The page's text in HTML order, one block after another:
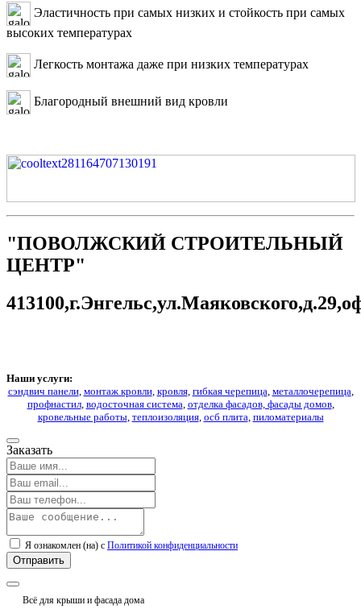
Эластичность при самых низких и стойкость при самых
высоких температурах
Легкость монтажа даже при низких температурах
Благородный внешний вид кровли
"ПОВОЛЖСКИЙ СТРОИТЕЛЬНЫЙ
ЦЕНТР"
Наши услуги:
сэндвич панели, монтаж кровли, кровля, гибкая черепица металлочерепица
профнастил, водосточная система отделка фасадов, фасады домов,
кровельные работы, теплоизоляция, осб плита пиломатериалы
Заказать
Я ознакомлен (на) с Политикой конфиденциальности
Всё для крыши и фасада дома